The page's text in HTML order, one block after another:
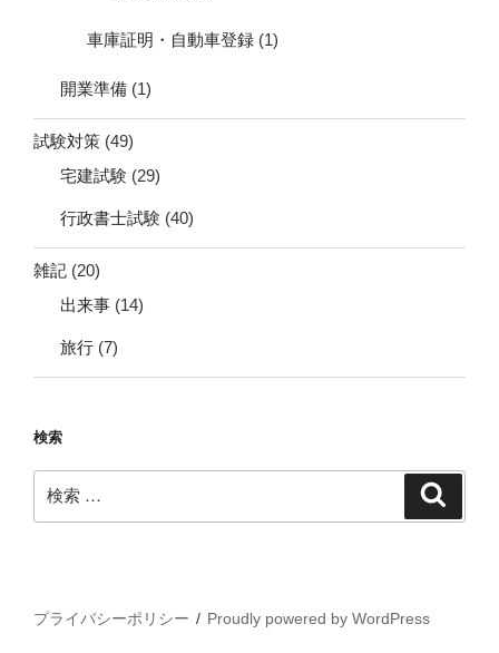
車庫証明・自動車登録 (1)
開業準備 (1)
試験対策 (49)
宅建試験 (29)
行政書士試験 (40)
雑記 (20)
出来事 (14)
旅行 (7)
検索
検
索:
プライバシーポリシー Proudly powered by WordPress